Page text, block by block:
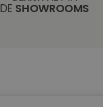
DE SHOWROOMS